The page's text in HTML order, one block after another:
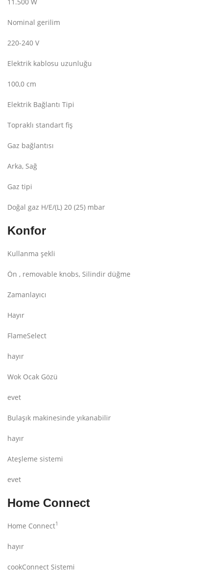
Nominal gerilim
220-240 V
Elektrik kablosu uzunluğu
100,0 cm
Elektrik Bağlantı Tipi
Topraklı standart fiş
Gaz bağlantısı
Arka, Sağ
Gaz tipi
Doğal gaz H/E/(L) 20 (25) mbar
Konfor
Kullanma şekli
Ön , removable knobs, Silindir düğme
Zamanlayıcı
Hayır
FlameSelect
hayır
Wok Ocak Gözü
evet
Bulaşık makinesinde yıkanabilir
hayır
Ateşleme sistemi
evet
Home Connect
Home Connect1
hayır
cookConnect Sistemi